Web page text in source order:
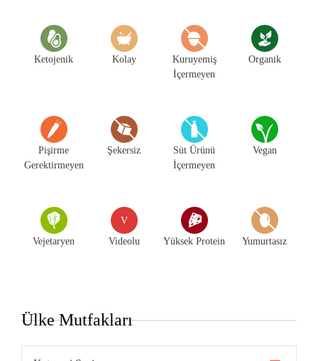
Ketojenik Kolay
Kuruyemiş
İçermeyen
Organik
Pişirme
Gerektirmeyen
Şekersiz
Süt Ürünü
İçermeyen
Vegan
Vejetaryen
V
Videolu Yüksek Protein Yumurtasız
Ülke Mutfakları